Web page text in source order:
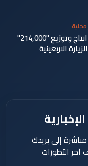
محلية
العتبة الحسينية تعلن انتاج وتوزيع "214,000"
الاربعينية
إلى بريدك
التطورات